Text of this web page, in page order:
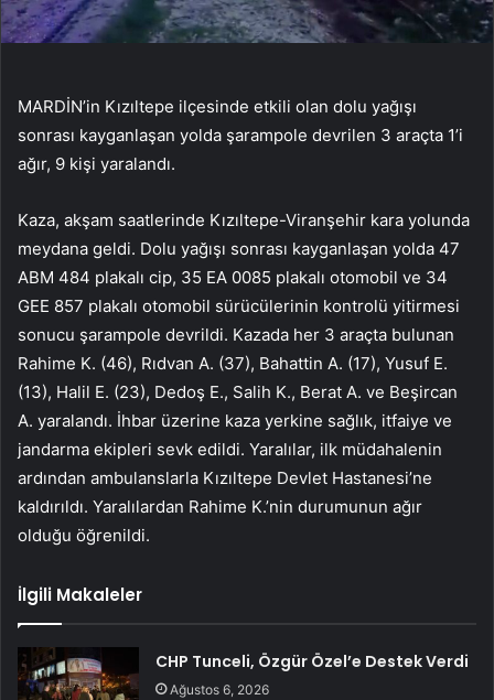
MARDİN’in Kızıltepe ilçesinde etkili olan dolu yağışı
sonrası kayganlaşan yolda şarampole devrilen 3 araçta 1’i
ağır, 9 kişi yaralandı.
Kaza, akşam saatlerinde Kızıltepe-Viranşehir kara yolunda
meydana geldi. Dolu yağışı sonrası kayganlaşan yolda 47
ABM 484 plakalı cip, 35 EA 0085 plakalı otomobil ve 34
GEE 857 plakalı otomobil sürücülerinin kontrolü yitirmesi
sonucu şarampole devrildi. Kazada her 3 araçta bulunan
Rahime K. (46), Rıdvan A. (37), Bahattin A. (17), Yusuf E.
(13), Halil E. (23), Dedoş E., Salih K., Berat A. ve Beşircan
A. yaralandı. İhbar üzerine kaza yerkine sağlık, itfaiye ve
jandarma ekipleri sevk edildi. Yaralılar, ilk müdahalenin
ardından ambulanslarla Kızıltepe Devlet Hastanesi’ne
kaldırıldı. Yaralılardan Rahime K.’nin durumunun ağır
olduğu öğrenildi.
İlgili Makaleler
CHP Tunceli, Özgür Özel’e Destek Verdi
Ağustos 6, 2026